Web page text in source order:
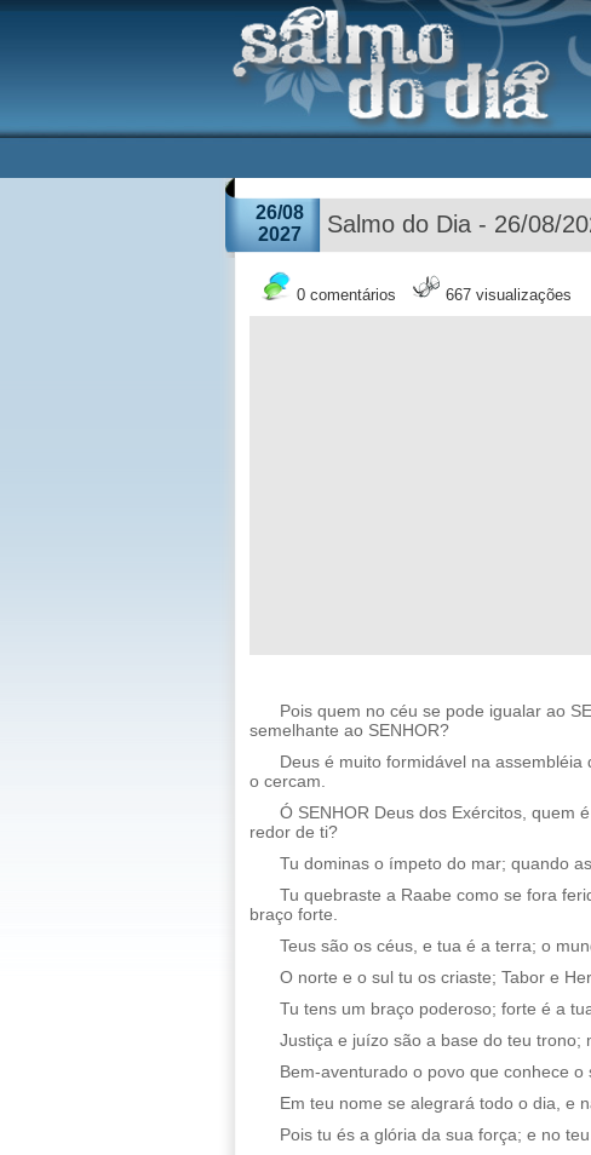
26/08
2027
Salmo do Dia - 26/08/
0 comentários 667 visualizações
Pois quem no céu se pode igualar ao
semelhante ao SENHOR?
Deus é muito formidável na
o cercam.
Ó SENHOR Deus dos Exércitos, quem
redor de ti?
Tu dominas o ímpeto do mar; quando
Tu quebraste a Raabe como se fora
braço forte.
Teus são os céus, e tua é a terra; o
O norte e o sul tu os criaste; Tabor e
Tu tens um braço poderoso; forte é a
Justiça e juízo são a base do teu trono;
Bem-aventurado o povo que conhece
Em teu nome se alegrará todo o dia, e
Pois tu és a glória da sua força; e no